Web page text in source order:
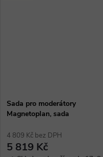
Sada pro moderátory
Magnetoplan, sada
4 809 Kč bez DPH
5 819 Kč